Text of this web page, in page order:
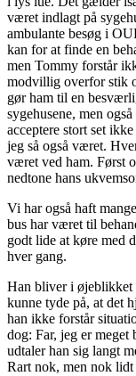
været indlagt på
ambulante besøg i
kan for at finde en
men Tommy forstår
modvillig overfor stik
gør ham til en
sygehusene, men
acceptere stort set
jeg så også været.
været ved ham. Først
nedtone hans
Vi har også haft
bus har været til
godt lide at køre med
hver gang.
Han bliver i øjeblikket
kunne tyde på, at det
han ikke forstår
dog: Far, jeg er
udtaler han sig langt
Rart nok, men nok lidt